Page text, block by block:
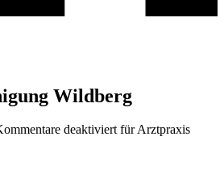
Wildberg
deaktiviertfür Arztpraxis